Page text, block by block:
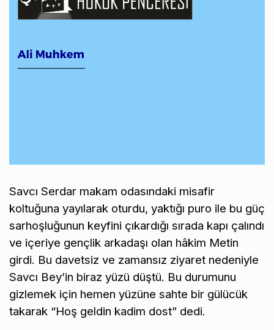
Savcı Serdar makam odasındaki misafir
koltuğuna yayılarak oturdu, yaktığı puro ile bu güç
sarhoşluğunun keyfini çıkardığı sırada kapı çalındı
ve içeriye gençlik arkadaşı olan hâkim Metin
girdi. Bu davetsiz ve zamansız ziyaret nedeniyle
Savcı Bey’in biraz yüzü düştü. Bu durumunu
gizlemek için hemen yüzüne sahte bir gülücük
takarak “Hoş geldin kadim dost” dedi.